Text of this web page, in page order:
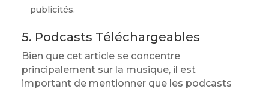
publicités.
5. Podcasts Téléchargeables
Bien que cet article se concentre
principalement sur la musique, il est
important de mentionner que les podcasts